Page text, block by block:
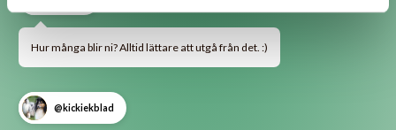
Hur många blir ni? Alltid lättare att utgå från det. :)
@kickiekblad